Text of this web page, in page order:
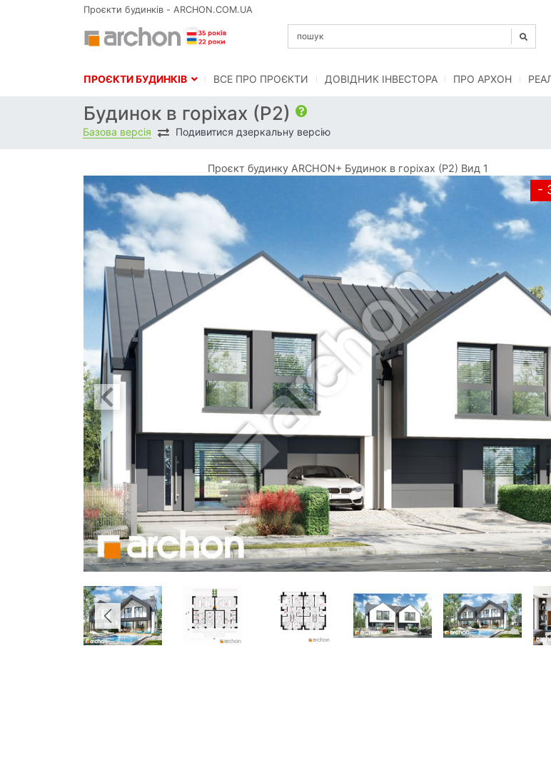
Проєкти будинків - ARCHON.COM.UA
ПРОЄКТИ БУДИНКІВ BСЕ ПРО ПРОЄКТИ ДОВІДНИК ІНВЕСТОРА ПРО АРХОН
Будинок в горіхах (Р2)
Базова версія Подивитися дзеркальну версію
Проєкт будинку ARCHON+ Будинок в горіхах (Р2) Вид 1
-